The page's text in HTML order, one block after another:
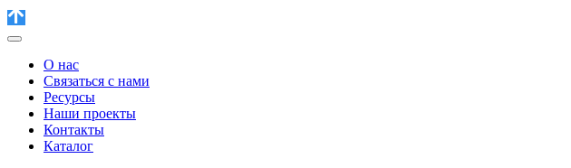
О нас
Связаться с нами
Ресурсы
Наши проекты
Контакты
Каталог